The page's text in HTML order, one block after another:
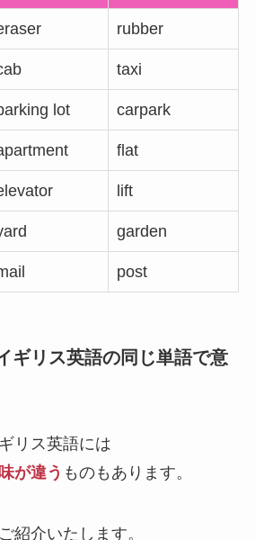
rubber
taxi
lot carpark
flat
lift
garden
post
ギリス英語の同じ単語で意
リス英語には
が違う ものもあります。
紹介いたします。